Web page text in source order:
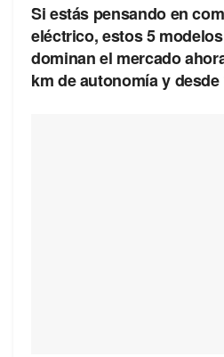
Si estás pensando en
eléctrico, estos 5
dominan el mercado
km de autonomía y desde